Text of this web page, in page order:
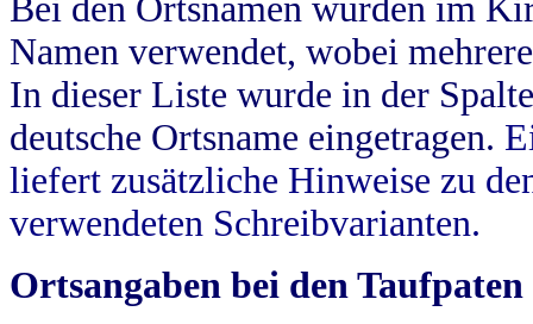
Bei den Ortsnamen wurden im
Namen verwendet, wobei
In dieser Liste wurde in der
deutsche Ortsname eingetragen.
liefert zusätzliche Hinweise zu
verwendeten Schreibvarianten.
Ortsangaben bei den Taufpaten